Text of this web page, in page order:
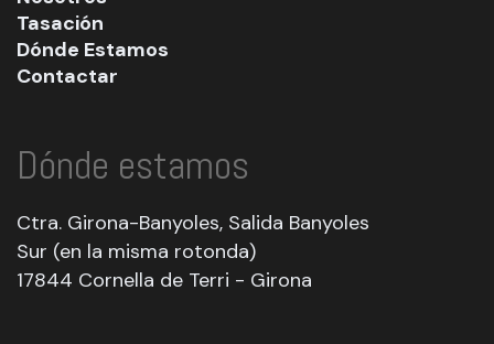
Tasación
Dónde Estamos
Contactar
Dónde estamos
Ctra. Girona-Banyoles, Salida Banyoles
Sur (en la misma rotonda)
17844 Cornella de Terri - Girona